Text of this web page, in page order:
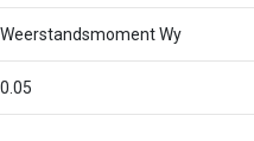
Weerstandsmoment Wy
0.05